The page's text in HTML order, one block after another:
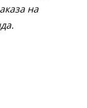
на